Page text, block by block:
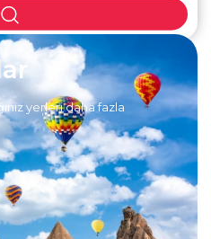
yerleri daha fazla